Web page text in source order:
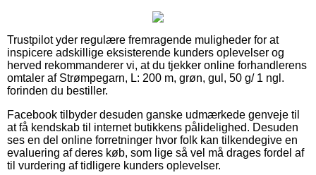
Trustpilot yder regulære fremragende muligheder for at
inspicere adskillige eksisterende kunders oplevelser og
herved rekommanderer vi, at du tjekker online forhandlerens
omtaler af Strømpegarn, L: 200 m, grøn, gul, 50 g/ 1 ngl.
forinden du bestiller.
Facebook tilbyder desuden ganske udmærkede genveje til
at få kendskab til internet butikkens pålidelighed. Desuden
ses en del online forretninger hvor folk kan tilkendegive en
evaluering af deres køb, som lige så vel må drages fordel af
til vurdering af tidligere kunders oplevelser.